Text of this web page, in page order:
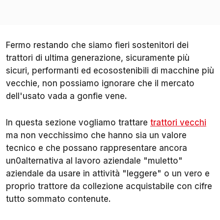
Fermo restando che siamo fieri sostenitori dei
trattori di ultima generazione, sicuramente più
sicuri, performanti ed ecosostenibili di macchine più
vecchie, non possiamo ignorare che il mercato
dell'usato vada a gonfie vene.
In questa sezione vogliamo trattare trattori vecchi
ma non vecchissimo che hanno sia un valore
tecnico e che possano rappresentare ancora
un0alternativa al lavoro aziendale "muletto"
aziendale da usare in attività "leggere" o un vero e
proprio trattore da collezione acquistabile con cifre
tutto sommato contenute.